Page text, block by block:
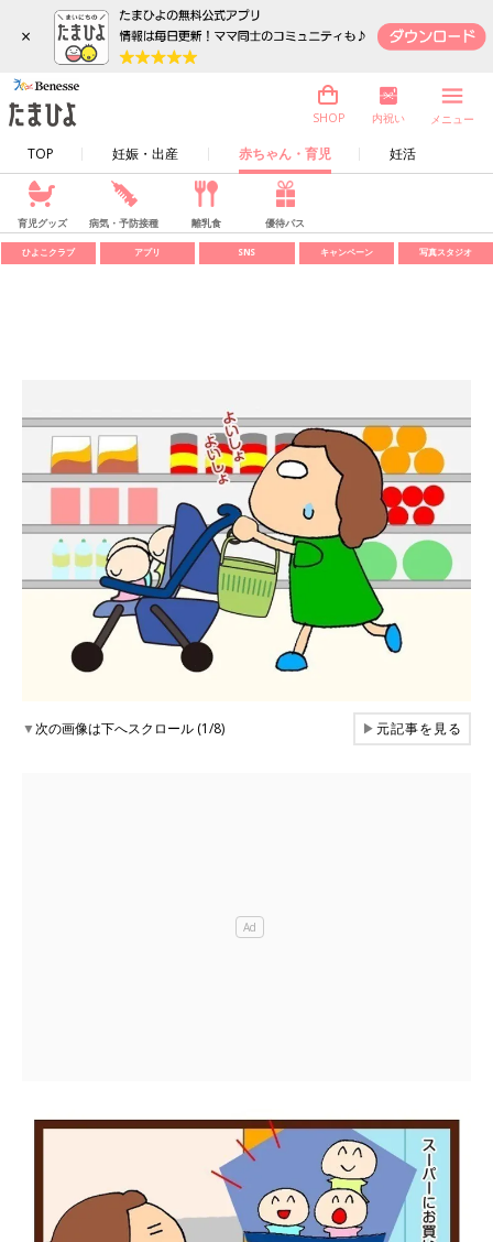
×
TOP 妊娠・出産 赤ちゃん・育児 妊活
SHOP 内祝い メニュー
育児グッズ 病気・予防接種 離乳食 優待パス
ひよこクラブ アプリ SNS キャンペーン 写真スタジオ
▼次の画像は下へスクロール (1/8) ▶元記事を見る